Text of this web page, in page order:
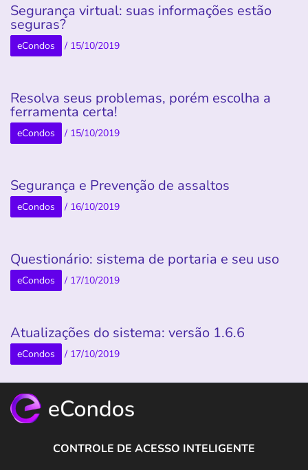
Segurança virtual: suas informações estão
seguras?
eCondos / 15/10/2019
Resolva seus problemas, porém escolha a
ferramenta certa!
eCondos / 15/10/2019
Segurança e Prevenção de assaltos
eCondos / 16/10/2019
Questionário: sistema de portaria e seu uso
eCondos / 17/10/2019
Atualizações do sistema: versão 1.6.6
eCondos / 17/10/2019
CONTROLE DE ACESSO INTELIGENTE